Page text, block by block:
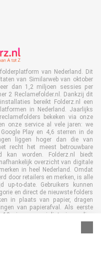
van Nederland. Dit
van Similarweb van oktober
dan 1,2 miljoen sessies per
2 Reclamefolder.nl. Dankzij dit
bereikt Folderz.nl een
in Nederland. Jaarlijks
bekeken via onze
onze service al vele jaren: we
Play en 4,6 sterren in de
liggen hoger dan die van
recht het meest betrouwbare
kan worden. Folderz.nl biedt
overzicht van digitale
in heel Nederland. Omdat
door retailers en merken, is alle
up-to-date. Gebruikers kunnen
en direct de nieuwste folders
in plaats van papier, dragen
van papierafval. Als eerste
jaar specialist in online
samenwerkingen opgebouwd
tot de toonaangevende